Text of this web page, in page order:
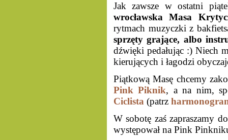
Jak zawsze w ostatni
wrocławska Masa
rytmach muzyczki z
sprzęty grające, albo
dźwięki pedałując :) Niech
kierujących i łagodzi
Piątkową Masę chcemy
Pink Piknik, a na nim,
Ciclista (patrz
W sobotę zaś zapraszamy
występował na Pink